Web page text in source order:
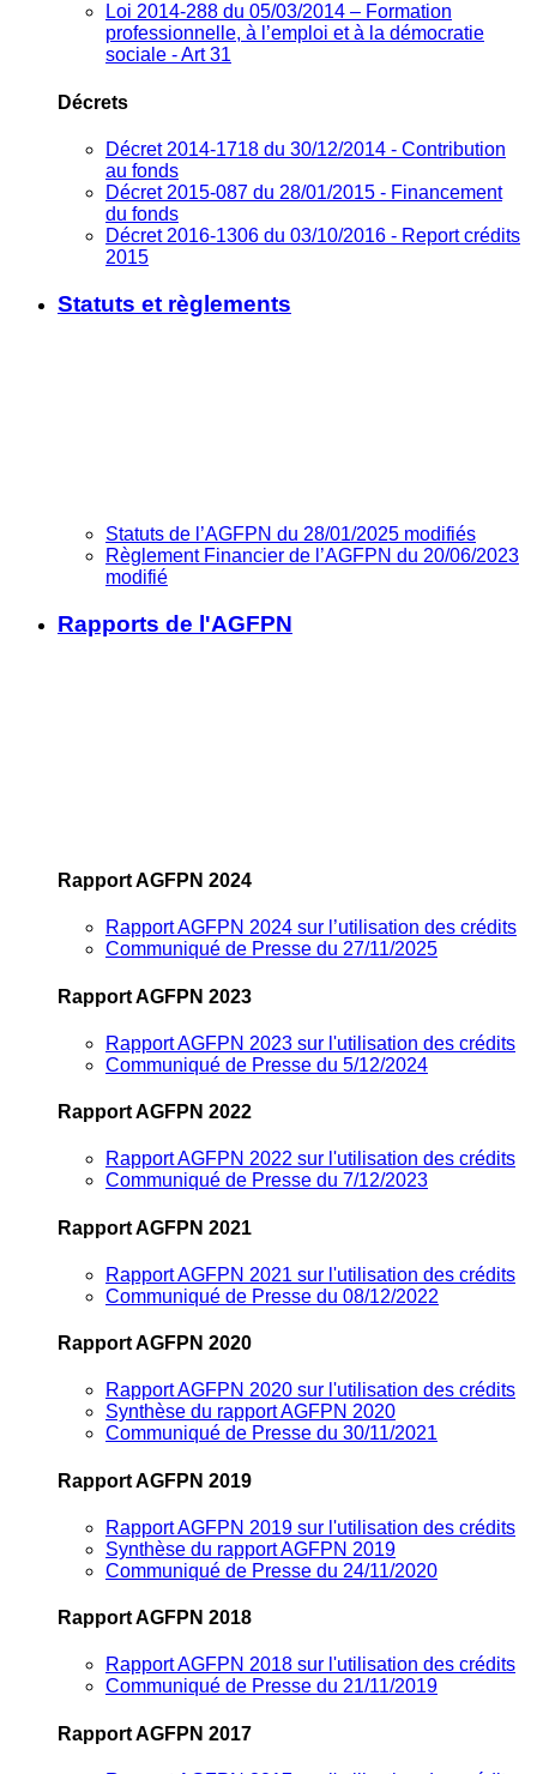
Loi 2014-288 du 05/03/2014 – Formation
professionnelle, à l’emploi et à la démocratie
sociale - Art 31
Décrets
Décret 2014-1718 du 30/12/2014 - Contribution
au fonds
Décret 2015-087 du 28/01/2015 - Financement
du fonds
Décret 2016-1306 du 03/10/2016 - Report crédits
2015
Statuts et règlements
Statuts de l’AGFPN du 28/01/2025 modifiés
Règlement Financier de l’AGFPN du 20/06/2023
modifié
Rapports de l'AGFPN
Rapport AGFPN 2024
Rapport AGFPN 2024 sur l’utilisation des crédits
Communiqué de Presse du 27/11/2025
Rapport AGFPN 2023
Rapport AGFPN 2023 sur l'utilisation des crédits
Communiqué de Presse du 5/12/2024
Rapport AGFPN 2022
Rapport AGFPN 2022 sur l'utilisation des crédits
Communiqué de Presse du 7/12/2023
Rapport AGFPN 2021
Rapport AGFPN 2021 sur l'utilisation des crédits
Communiqué de Presse du 08/12/2022
Rapport AGFPN 2020
Rapport AGFPN 2020 sur l'utilisation des crédits
Synthèse du rapport AGFPN 2020
Communiqué de Presse du 30/11/2021
Rapport AGFPN 2019
Rapport AGFPN 2019 sur l'utilisation des crédits
Synthèse du rapport AGFPN 2019
Communiqué de Presse du 24/11/2020
Rapport AGFPN 2018
Rapport AGFPN 2018 sur l'utilisation des crédits
Communiqué de Presse du 21/11/2019
Rapport AGFPN 2017